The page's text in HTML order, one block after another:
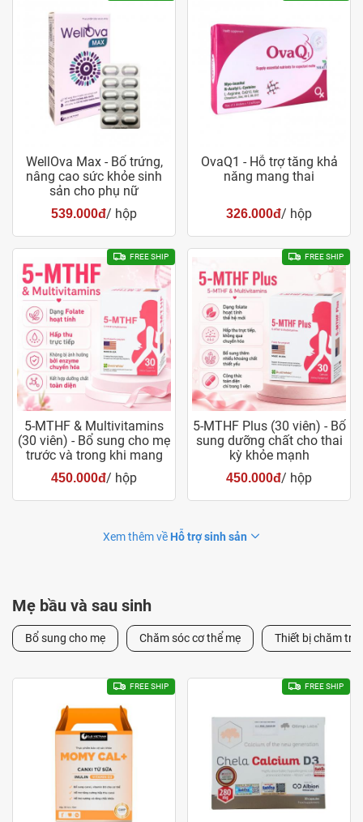
WellOva Max - Bổ trứng,
nâng cao sức khỏe sinh
sản cho phụ nữ
539.000đ/ hộp
OvaQ1 - Hỗ trợ tăng khả
năng mang thai
326.000đ/ hộp
FREE SHIP
5-MTHF & Multivitamins
(30 viên) - Bổ sung cho mẹ
trước và trong khi mang
thai
450.000đ/ hộp
FREE SHIP
5-MTHF Plus (30 viên) - Bổ
sung dưỡng chất cho thai
kỳ khỏe mạnh
450.000đ/ hộp
Xem thêm về Hỗ trợ sinh sản
Mẹ bầu và sau sinh
Bổ sung cho mẹ Chăm sóc cơ thể mẹ Thiết bị chăm trẻ
FREE SHIP FREE SHIP